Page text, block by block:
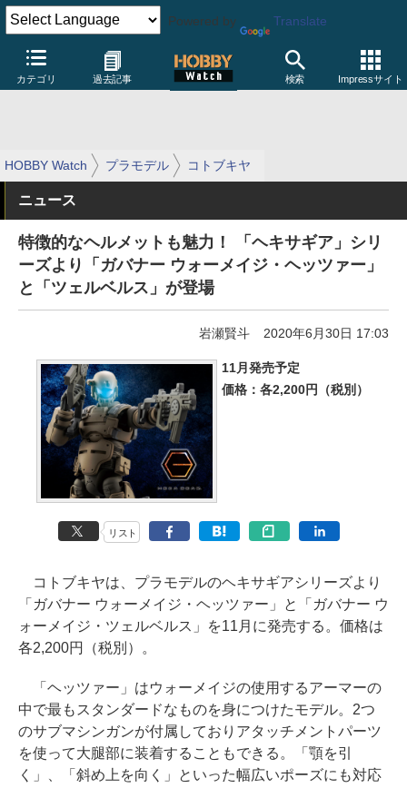
Powered by Translate
カテゴリ 過去記事 検索 Impressサイト
HOBBY Watch プラモデル コトブキヤ
ニュース
特徴的なヘルメットも魅力！ 「ヘキサギア」シリ
ーズより「ガバナー ウォーメイジ・ヘッツァー」
と「ツェルベルス」が登場
岩瀬賢斗 2020年6月30日 17:03
11月発売予定
価格：各2,200円（税別）
リスト
コトブキヤは、プラモデルのヘキサギアシリーズより
「ガバナー ウォーメイジ・ヘッツァー」と「ガバナー ウ
ォーメイジ・ツェルベルス」を11月に発売する。価格は
各2,200円（税別）。
「ヘッツァー」はウォーメイジの使用するアーマーの
中で最もスタンダードなものを身につけたモデル。2つ
のサブマシンガンが付属しておりアタッチメントパーツ
を使って大腿部に装着することもできる。「顎を引
く」、「斜め上を向く」といった幅広いポーズにも対応